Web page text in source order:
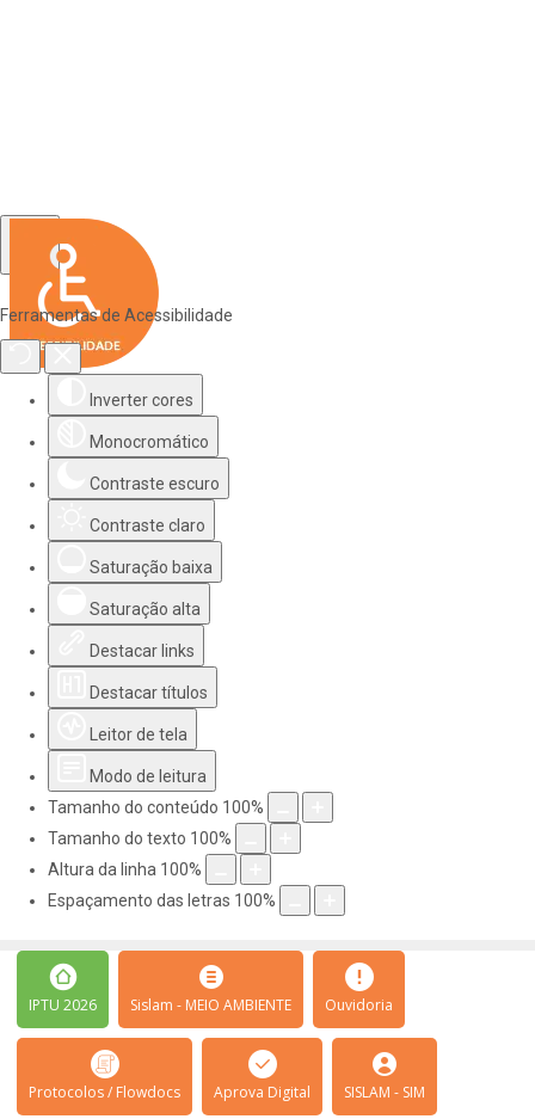
Ferramentas de Acessibilidade
Inverter cores
Monocromático
Contraste escuro
Contraste claro
Saturação baixa
Saturação alta
Destacar links
Destacar títulos
Leitor de tela
Modo de leitura
Tamanho do conteúdo 100%
Tamanho do texto 100%
Altura da linha 100%
Espaçamento das letras 100%
IPTU 2026 Sislam - MEIO AMBIENTE Ouvidoria
Protocolos / Flowdocs Aprova Digital SISLAM - SIM